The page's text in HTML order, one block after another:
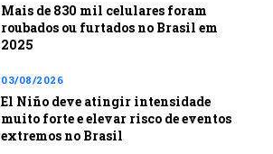
Mais de 830 mil celulares foram
roubados ou furtados no Brasil em
2025
03/08/2026
El Niño deve atingir intensidade
muito forte e elevar risco de eventos
extremos no Brasil